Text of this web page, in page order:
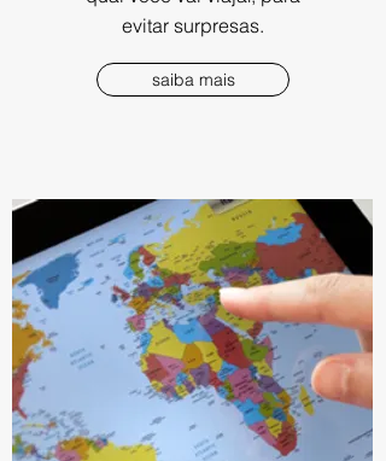
evitar surpresas.
saiba mais